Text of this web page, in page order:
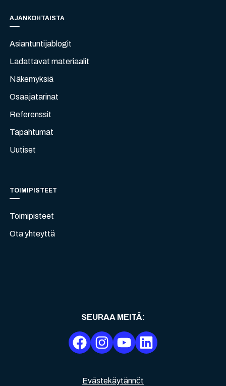
AJANKOHTAISTA
Asiantuntijablogit
Ladattavat materiaalit
Näkemyksiä
Osaajatarinat
Referenssit
Tapahtumat
Uutiset
TOIMIPISTEET
Toimipisteet
Ota yhteyttä
Evästekäytännöt
SEURAA MEITÄ: